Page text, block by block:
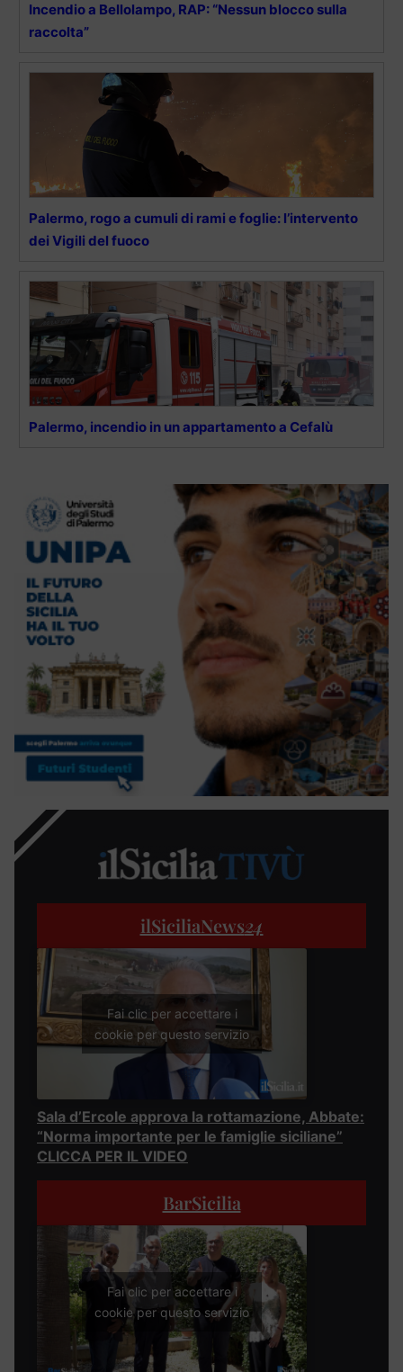
Incendio a Bellolampo, RAP: “Nessun blocco sulla
raccolta”
Palermo, rogo a cumuli di rami e foglie: l’intervento
dei Vigili del fuoco
Palermo, incendio in un appartamento a Cefalù
ilSiciliaNews24
Fai clic per accettare i
cookie per questo servizio
Sala d’Ercole approva la rottamazione, Abbate:
“Norma importante per le famiglie siciliane”
CLICCA PER IL VIDEO
BarSicilia
Fai clic per accettare i
cookie per questo servizio